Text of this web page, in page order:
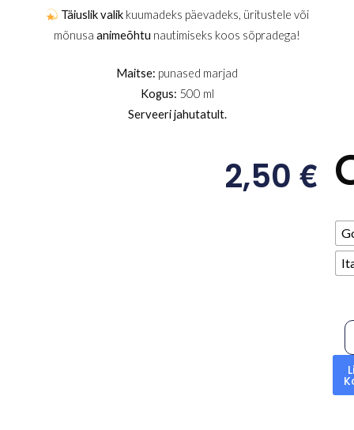
Täiuslik valikkuumadeks päevadeks, üritustele või
mõnusa animeõhtu nautimiseks koos sõpradega!
Maitse: punased marjad
Kogus: 500 ml
Serveeri jahutatult.
2,50€